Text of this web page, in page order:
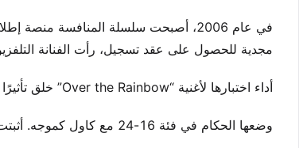
في عام 2006، أصبحت سلسلة المنافسة
مجدية للحصول على عقد تسجيل، رأت الفنانة
أداء اختبارها لأغنية “Over the Rainbow” خلق تأثيرًا فوريًا. اعترف سيمون كاول بإمكانياتها العالمية من النوتة الأولى.
وضعها الحكام في فئة 16-24 مع كاول كموجه. أثبتت هذه الشراكة أنها حاسمة طوال المنافسة.